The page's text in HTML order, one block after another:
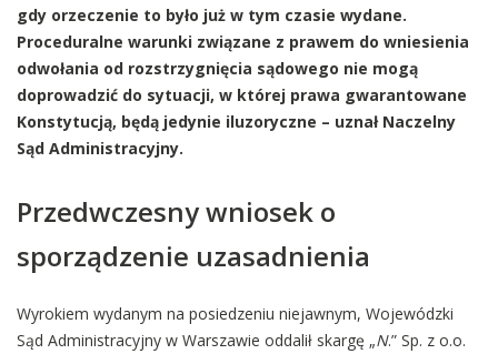
gdy orzeczenie to było już w tym czasie wydane.
Proceduralne warunki związane z prawem do wniesienia
odwołania od rozstrzygnięcia sądowego nie mogą
doprowadzić do sytuacji, w której prawa gwarantowane
Konstytucją, będą jedynie iluzoryczne – uznał Naczelny
Sąd Administracyjny.
Przedwczesny wniosek o
sporządzenie uzasadnienia
Wyrokiem wydanym na posiedzeniu niejawnym, Wojewódzki
Sąd Administracyjny w Warszawie oddalił skargę „N.” Sp. z o.o.